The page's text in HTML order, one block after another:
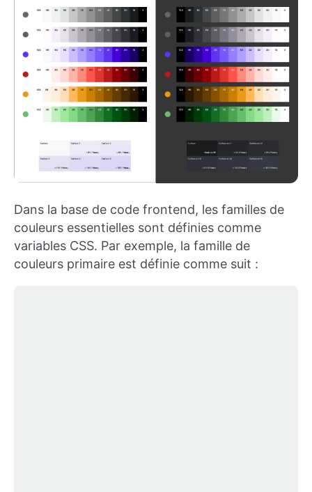
Dans la base de code frontend, les familles de
couleurs essentielles sont définies comme
variables CSS. Par exemple, la famille de
couleurs primaire est définie comme suit :